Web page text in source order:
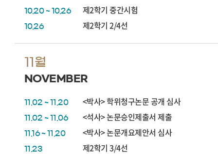
10.20 ~ 10.26 제2학기 중간시험
10.26 제2학기 2/4선
11월
NOVEMBER
11.02 ~ 11.20 <박사> 학위청구논문 공개 심사
11.02 ~ 11.06 <석사> 논문승인제출서 제출
11.16 ~ 11.20 <박사> 논문개요제안서 심사
11.23 제2학기 3/4선